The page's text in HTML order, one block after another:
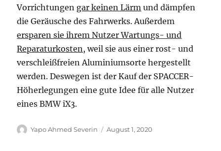
Vorrichtungen gar keinen Lärm und dämpfen
die Geräusche des Fahrwerks. Außerdem
ersparen sie ihrem Nutzer Wartungs- und
Reparaturkosten, weil sie aus einer rost- und
verschleißfreien Aluminiumsorte hergestellt
werden. Deswegen ist der Kauf der SPACCER-
Höherlegungen eine gute Idee für alle Nutzer
eines BMW iX3.
Autor
Yapo Ahmed Severin
Veröffentlicht
August 1, 2020